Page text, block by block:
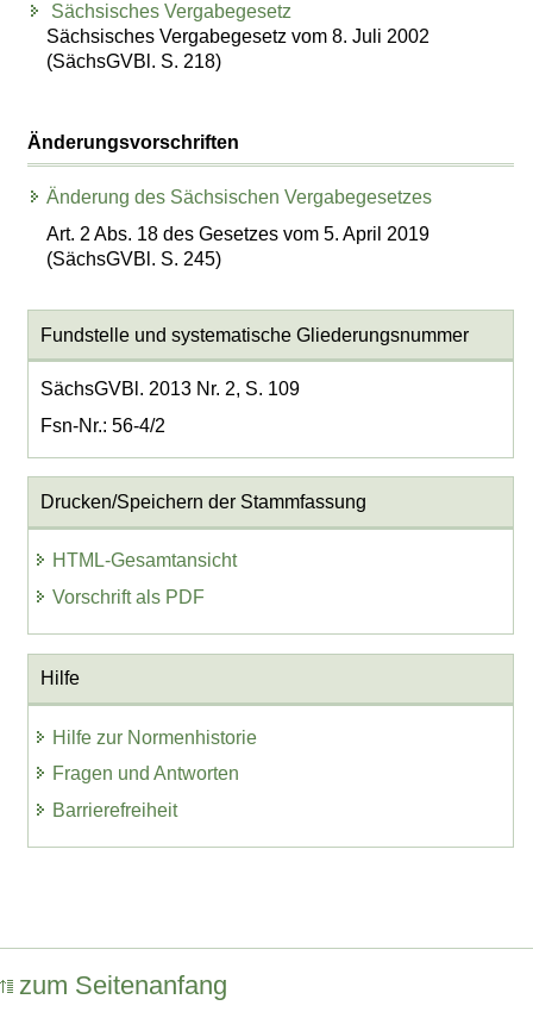
Sächsisches Vergabegesetz
Sächsisches Vergabegesetz vom 8. Juli 2002
(SächsGVBl. S. 218)
Änderungsvorschriften
Änderung des Sächsischen Vergabegesetzes
Art. 2 Abs. 18 des Gesetzes vom 5. April 2019
(SächsGVBl. S. 245)
Fundstelle und systematische Gliederungsnummer
SächsGVBl. 2013 Nr. 2, S. 109
Fsn-Nr.: 56-4/2
Drucken/Speichern der Stammfassung
HTML-Gesamtansicht
Vorschrift als PDF
Hilfe
Hilfe zur Normenhistorie
Fragen und Antworten
Barrierefreiheit
zum Seitenanfang